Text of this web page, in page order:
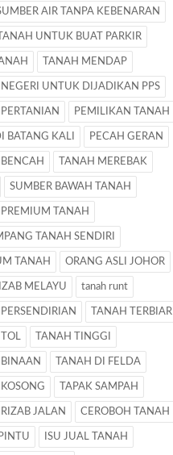
AIR TANPA KEBENARAN
UNTUK BUAT PARKIR
TANAH MENDAP
NEGERI UNTUK DIJADIKAN PPS
PERTANIAN PEMILIKAN TANAH
BATANG KALI PECAH GERAN
BENCAH TANAH MEREBAK
SUMBER BAWAH TANAH
TANAH
TANAH SENDIRI
TANAH ORANG ASLI JOHOR
MELAYU tanah runt
PERSENDIRIAN TANAH TERBIAR
TANAH TINGGI
BINAAN TANAH DI FELDA
KOSONG TAPAK SAMPAH
RIZAB JALAN CEROBOH TANAH
ISU JUAL TANAH